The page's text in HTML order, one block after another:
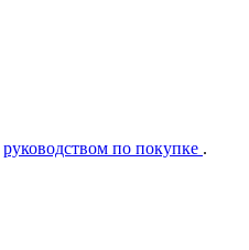
руководством по покупке .